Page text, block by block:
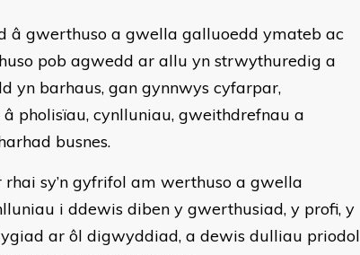
â gwerthuso a gwella galluoedd ymateb ac
pob agwedd ar allu yn strwythuredig a
yn barhaus, gan gynnwys cyfarpar,
pholisïau, cynlluniau, gweithdrefnau a
busnes.
rhai sy’n gyfrifol am werthuso a gwella
i ddewis diben y gwerthusiad, y profi, y
ar ôl digwyddiad, a dewis dulliau priodol